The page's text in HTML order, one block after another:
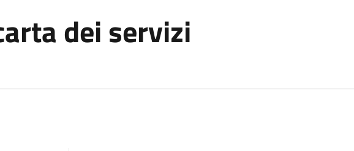
dei servizi